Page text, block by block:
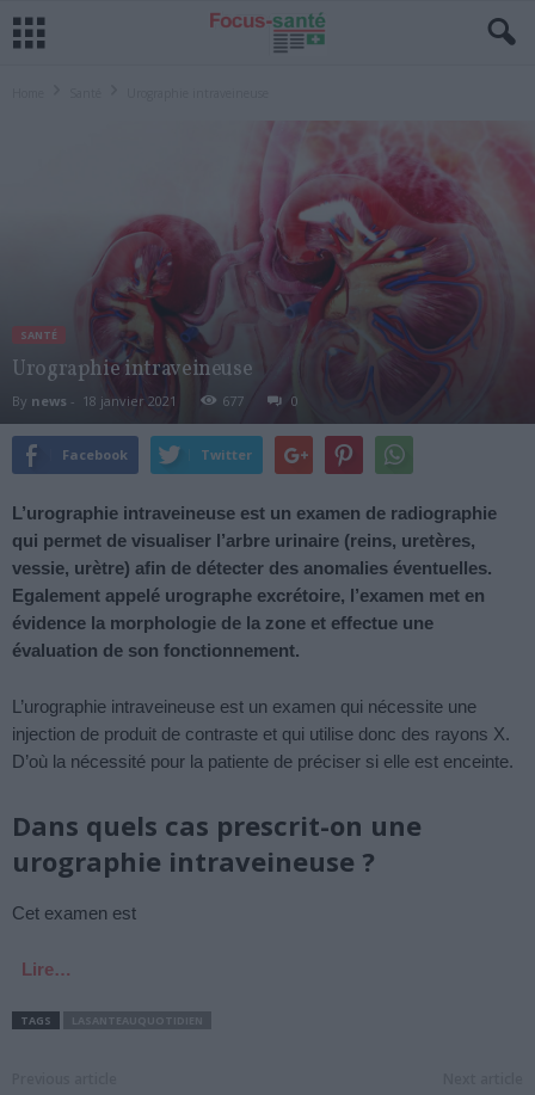
SANTÉ
Urographie intraveineuse
By news - 18 janvier 2021 677 0
Facebook Twitter
L’urographie intraveineuse est un examen de radiographie
qui permet de visualiser l’arbre urinaire (reins, uretères,
vessie, urètre) afin de détecter des anomalies éventuelles.
Egalement appelé urographe excrétoire, l’examen met en
évidence la morphologie de la zone et effectue une
évaluation de son fonctionnement.
L’urographie intraveineuse est un examen qui nécessite une
injection de produit de contraste et qui utilise donc des rayons X.
D’où la nécessité pour la patiente de préciser si elle est enceinte.
Dans quels cas prescrit-on une
urographie intraveineuse ?
Cet examen est
Lire…
TAGS